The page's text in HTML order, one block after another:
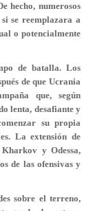
hecho, numerosos
se reemplazara a
o potencialmente
de batalla. Los
de que Ucrania
que, según
lenta, desafiante y
su propia
La extensión de
y Odessa,
de las ofensivas y
sobre el terreno,